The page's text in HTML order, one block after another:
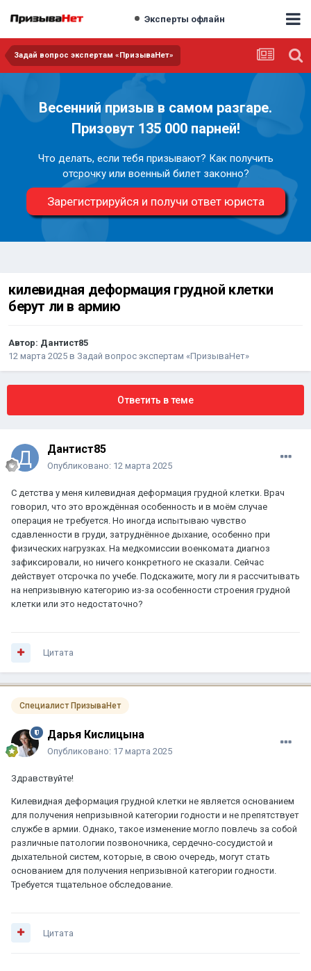
Эксперты офлайн
Задай вопрос экспертам «ПризываНет»
Весенний призыв в самом разгаре.
Призовут 135 000 парней!
Что делать, если тебя призывают? Как получить
отсрочку или военный билет законно?
Зарегистрируйся и получи ответ юриста
килевидная деформация грудной клетки
берут ли в армию
Автор: Дантист85
12 марта 2025 в Задай вопрос экспертам «ПризываНет»
Ответить в теме
Дантист85
Опубликовано: 12 марта 2025
С детства у меня килевидная деформация грудной клетки. Врач
говорил, что это врождённая особенность и в моём случае
операция не требуется. Но иногда испытываю чувство
сдавленности в груди, затруднённое дыхание, особенно при
физических нагрузках. На медкомиссии военкомата диагноз
зафиксировали, но ничего конкретного не сказали. Сейчас
действует отсрочка по учебе. Подскажите, могу ли я рассчитывать
на непризывную категорию из-за особенности строения грудной
клетки или это недостаточно?
Цитата
Специалист ПризываНет
Дарья Кислицына
Опубликовано: 17 марта 2025
Здравствуйте!
Килевидная деформация грудной клетки не является основанием
для получения непризывной категории годности и не препятствует
службе в армии. Однако, такое изменение могло повлечь за собой
различные патологии позвоночника, сердечно-сосудистой и
дыхательной систем, которые, в свою очередь, могут стать
основанием для получения непризывной категории годности.
Требуется тщательное обследование.
Цитата